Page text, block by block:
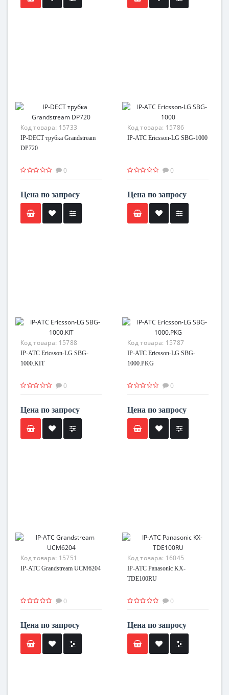
Код товара: 15733
IP-DECT трубка Grandstream
DP720
0
Цена по запросу
Код товара: 15786
IP-АТС Ericsson-LG SBG-1000
0
Цена по запросу
Код товара: 15788
IP-АТС Ericsson-LG SBG-
1000.KIT
0
Цена по запросу
Код товара: 15787
IP-АТС Ericsson-LG SBG-
1000.PKG
0
Цена по запросу
Код товара: 15751
IP-АТС Grandstream UCM6204
0
Цена по запросу
Код товара: 16045
IP-АТС Panasonic KX-
TDE100RU
0
Цена по запросу